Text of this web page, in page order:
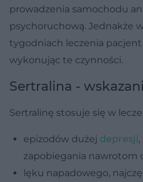
prowadzenia samochodu
psychoruchową. Jednakże
tygodniach leczenia
wykonując te czynności.
Sertralina -
Sertralinę stosuje się w
epizodów dużej depresji
zapobiegania nawrotom
lęku napadowego,